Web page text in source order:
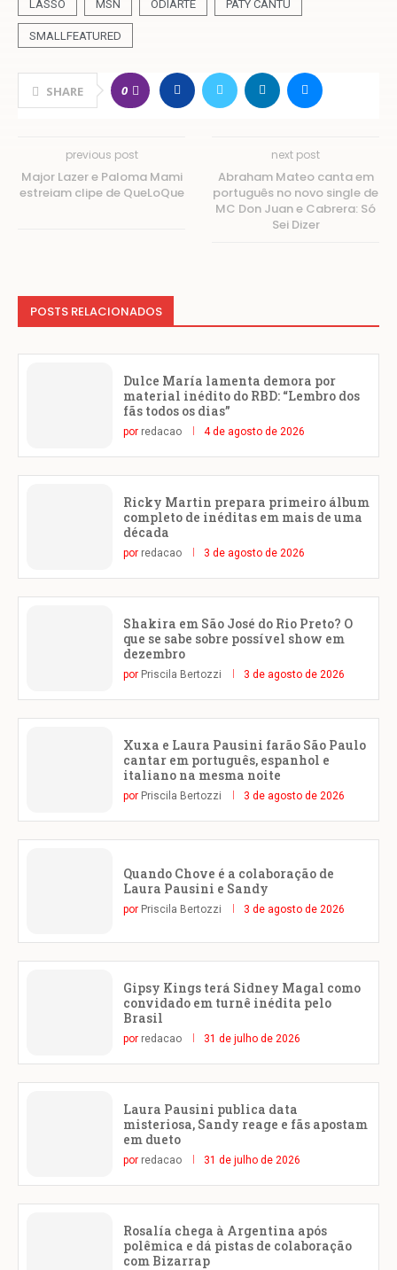
LASSO MSN ODIARTE PATY CANTÚ
SMALLFEATURED
SHARE 0
previous post
Major Lazer e Paloma Mami
estreiam clipe de QueLoQue
next post
Abraham Mateo canta em
português no novo single de
MC Don Juan e Cabrera: Só
Sei Dizer
POSTS RELACIONADOS
Dulce María lamenta demora por
material inédito do RBD: “Lembro dos
fãs todos os dias”
por redacao 4 de agosto de 2026
Ricky Martin prepara primeiro álbum
completo de inéditas em mais de uma
década
por redacao 3 de agosto de 2026
Shakira em São José do Rio Preto? O
que se sabe sobre possível show em
dezembro
por Priscila Bertozzi 3 de agosto de 2026
Xuxa e Laura Pausini farão São Paulo
cantar em português, espanhol e
italiano na mesma noite
por Priscila Bertozzi 3 de agosto de 2026
Quando Chove é a colaboração de
Laura Pausini e Sandy
por Priscila Bertozzi 3 de agosto de 2026
Gipsy Kings terá Sidney Magal como
convidado em turnê inédita pelo
Brasil
por redacao 31 de julho de 2026
Laura Pausini publica data
misteriosa, Sandy reage e fãs apostam
em dueto
por redacao 31 de julho de 2026
Rosalía chega à Argentina após
polêmica e dá pistas de colaboração
com Bizarrap